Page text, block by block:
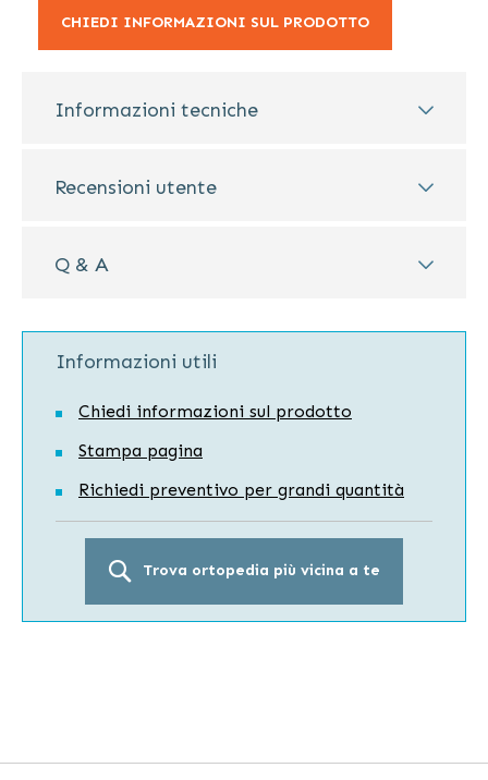
CHIEDI INFORMAZIONI SUL PRODOTTO
Informazioni tecniche
Recensioni utente
Q & A
Informazioni utili
Chiedi informazioni sul prodotto
Stampa pagina
Richiedi preventivo per grandi quantità
Trova ortopedia più vicina a te